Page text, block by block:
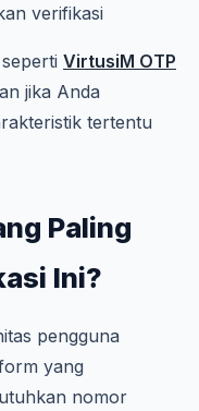
verifikasi
VirtusiM OTP
jika Anda
tertentu
Paling
Ini?
pengguna
yang
nomor